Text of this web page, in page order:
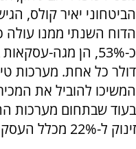
הביטחוני יאיר קולס,
הדוח השנתי ממנו
דולר כל אחת. מערכות
בעוד שבתחום מערכות
זינוק ל-22% מכלל העסקאות, לעומת 6% אשתקד.